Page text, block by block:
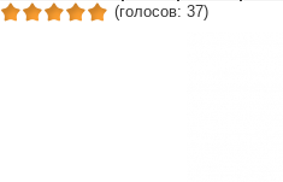
(голосов: 37)